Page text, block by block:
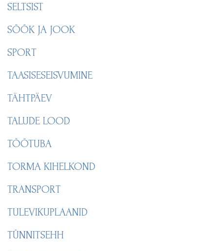
SELTSIST
SÖÖK JA JOOK
SPORT
TAASISESEISVUMINE
TÄHTPÄEV
TALUDE LOOD
TÖÖTUBA
TORMA KIHELKOND
TRANSPORT
TULEVIKUPLAANID
TÜNNITSEHH